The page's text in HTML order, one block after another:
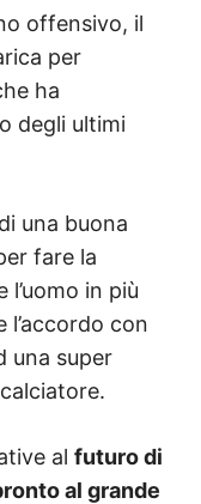
offensivo, il
per
ha
degli ultimi
una buona
fare la
l’uomo in più
l’accordo con
una super
al futuro di
al grande